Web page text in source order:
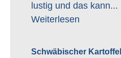
lustig und das kann...
Weiterlesen
Schwäbischer